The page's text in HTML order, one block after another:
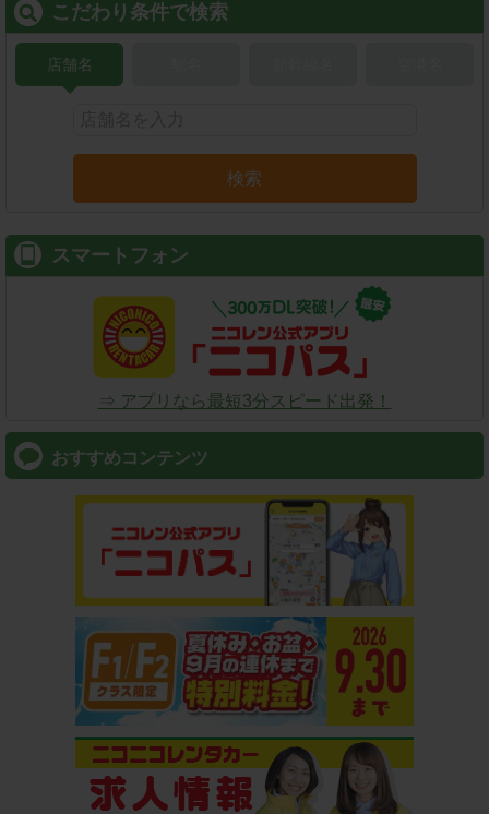
こだわり条件で検索
店舗名
検索
スマートフォン
⇒ アプリなら最短3分スピード出発！
おすすめコンテンツ